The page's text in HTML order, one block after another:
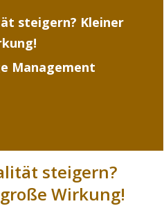
steigern? Kleiner
Management
steigern?
Wirkung!